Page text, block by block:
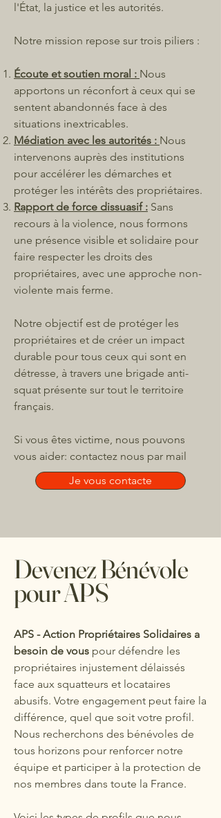
l'État, la justice et les autorités.
Notre mission repose sur trois piliers :
Écoute et soutien moral : Nous
apportons un réconfort à ceux qui se
sentent abandonnés face à des
situations inextricables.
Médiation avec les autorités : Nous
intervenons auprès des institutions
pour accélérer les démarches et
protéger les intérêts des propriétaires.
Rapport de force dissuasif : Sans
recours à la violence, nous formons
une présence visible et solidaire pour
faire respecter les droits des
propriétaires, avec une approche non-
violente mais ferme.
Notre objectif est de protéger les
propriétaires et de créer un impact
durable pour tous ceux qui sont en
détresse, à travers une brigade anti-
squat présente sur tout le territoire
français.
Si vous êtes victime, nous pouvons
vous aider: contactez nous par mail
Je vous contacte
Devenez Bénévole
pour APS
APS - Action Propriétaires Solidaires a
besoin de vous pour défendre les
propriétaires injustement délaissés
face aux squatteurs et locataires
abusifs. Votre engagement peut faire la
différence, quel que soit votre profil.
Nous recherchons des bénévoles de
tous horizons pour renforcer notre
équipe et participer à la protection de
nos membres dans toute la France.